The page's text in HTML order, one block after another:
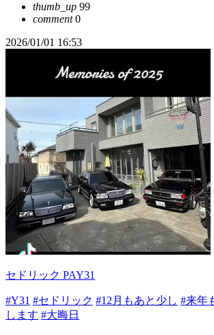
thumb_up 99
comment0
2026/01/01 16:53
セドリック PAY31
#Y31 #セドリック #12月もあと少し #来年
します #大晦日